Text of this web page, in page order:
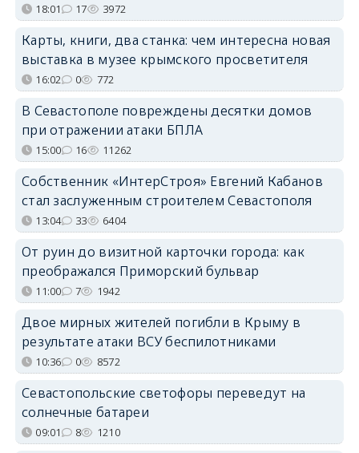
18:01 17 3972
Карты, книги, два станка: чем интересна новая
выставка в музее крымского просветителя
16:02 0 772
В Севастополе повреждены десятки домов
при отражении атаки БПЛА
15:00 16 11262
Собственник «ИнтерСтроя» Евгений Кабанов
стал заслуженным строителем Севастополя
13:04 33 6404
От руин до визитной карточки города: как
преображался Приморский бульвар
11:00 7 1942
Двое мирных жителей погибли в Крыму в
результате атаки ВСУ беспилотниками
10:36 0 8572
Севастопольские светофоры переведут на
солнечные батареи
09:01 8 1210